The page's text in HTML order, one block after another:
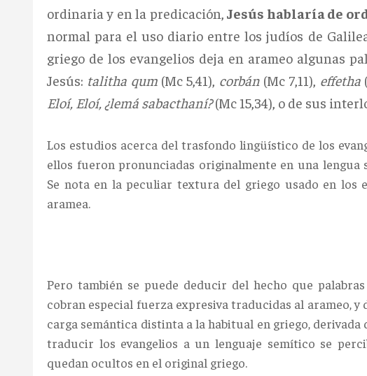
ordinaria y en la predicación,Jesús hablaría de
normal para el uso diario entre los judíos de
griego de los evangelios deja en arameo algunas
Jesús: talitha qum (Mc 5,41), corbán (Mc 7,11), effetha
Eloí, Eloí, ¿lemá sabacthaní?(Mc 15,34), o de sus
Los estudios acerca del trasfondo lingüístico de los
ellos fueron pronunciadas originalmente en una lengua
Se nota en la peculiar textura del griego usado en los
aramea.
Pero también se puede deducir del hecho que
cobran especial fuerza expresiva traducidas al arameo,
carga semántica distinta a la habitual en griego,
traducir los evangelios a un lenguaje semítico se
quedan ocultos en el original griego.